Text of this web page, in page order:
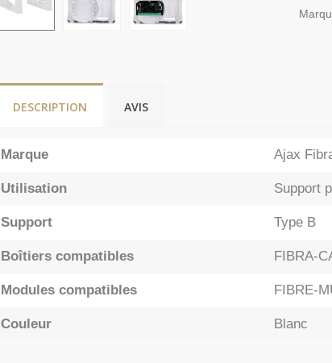
DESCRIPTION AVIS
Marque Ajax
Utilisation Support
Support Type B
Boîtiers compatibles FIBRA-
Modules compatibles FIBRE-
Couleur Blanc